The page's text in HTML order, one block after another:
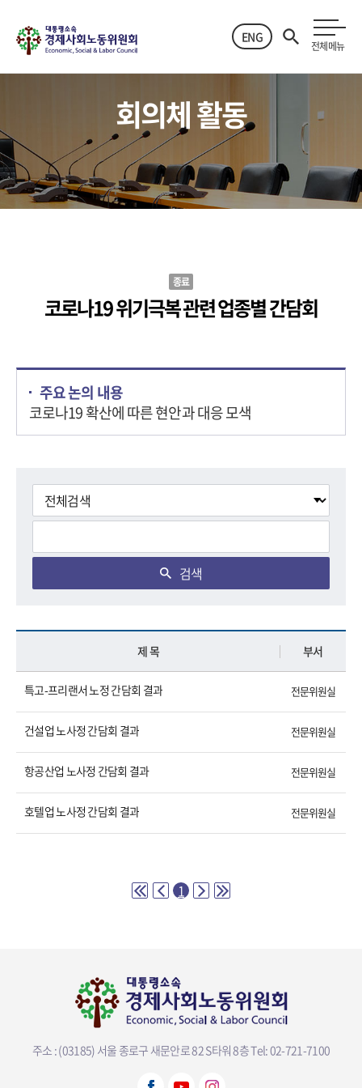
ENG
전체메뉴
회의체 활동
종료
코로나19 위기극복 관련 업종별 간담회
주요 논의 내용
코로나19 확산에 따른 현안과 대응 모색
검색
제 목 부서
특고-프리랜서 노정 간담회 결과 전문위원실
건설업 노사정 간담회 결과 전문위원실
항공산업 노사정 간담회 결과 전문위원실
호텔업 노사정 간담회 결과 전문위원실
1
주소 : (03185) 서울 종로구 새문안로 82 S타워 8층Tel: 02-721-7100
뷰어다운로드 선택